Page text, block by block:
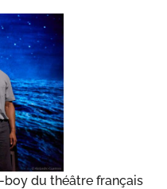
du théâtre français